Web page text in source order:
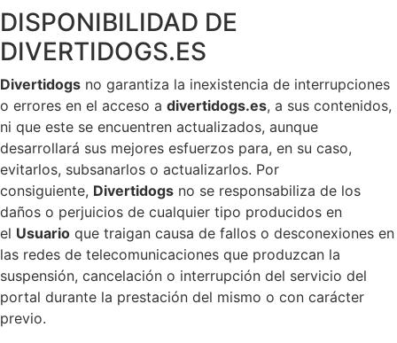
DISPONIBILIDAD DE
DIVERTIDOGS.ES
Divertidogs no garantiza la inexistencia de interrupciones
o errores en el acceso a divertidogs.es, a sus contenidos,
ni que este se encuentren actualizados, aunque
desarrollará sus mejores esfuerzos para, en su caso,
evitarlos, subsanarlos o actualizarlos. Por
consiguiente, Divertidogs no se responsabiliza de los
daños o perjuicios de cualquier tipo producidos en
el Usuario que traigan causa de fallos o desconexiones en
las redes de telecomunicaciones que produzcan la
suspensión, cancelación o interrupción del servicio del
portal durante la prestación del mismo o con carácter
previo.